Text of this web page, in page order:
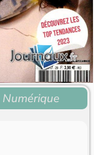
Numérique